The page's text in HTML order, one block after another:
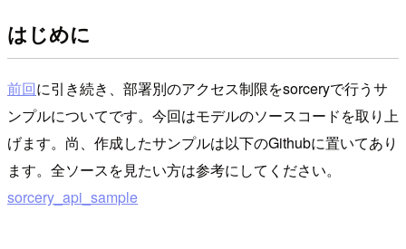
はじめに
前回に引き続き、部署別のアクセス制限をsorceryで行うサ
ンプルについてです。今回はモデルのソースコードを取り上
げます。尚、作成したサンプルは以下のGithubに置いてあり
ます。全ソースを見たい方は参考にしてください。
sorcery_api_sample